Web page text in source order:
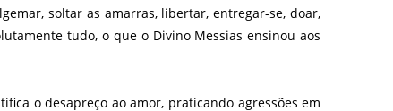
soltar as amarras, libertar, entregar-se, doar,
tudo, o que o Divino Messias ensinou aos
o desapreço ao amor, praticando agressões em